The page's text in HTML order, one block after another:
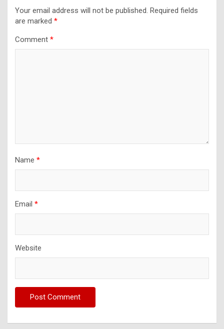
Your email address will not be published. Required fields
are marked *
Comment *
Name *
Email *
Website